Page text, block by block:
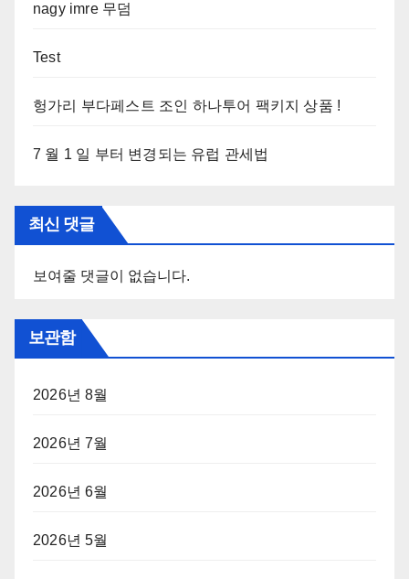
nagy imre 무덤
Test
헝가리 부다페스트 조인 하나투어 팩키지 상품 !
7 월 1 일 부터 변경되는 유럽 관세법
최신 댓글
보여줄 댓글이 없습니다.
보관함
2026년 8월
2026년 7월
2026년 6월
2026년 5월